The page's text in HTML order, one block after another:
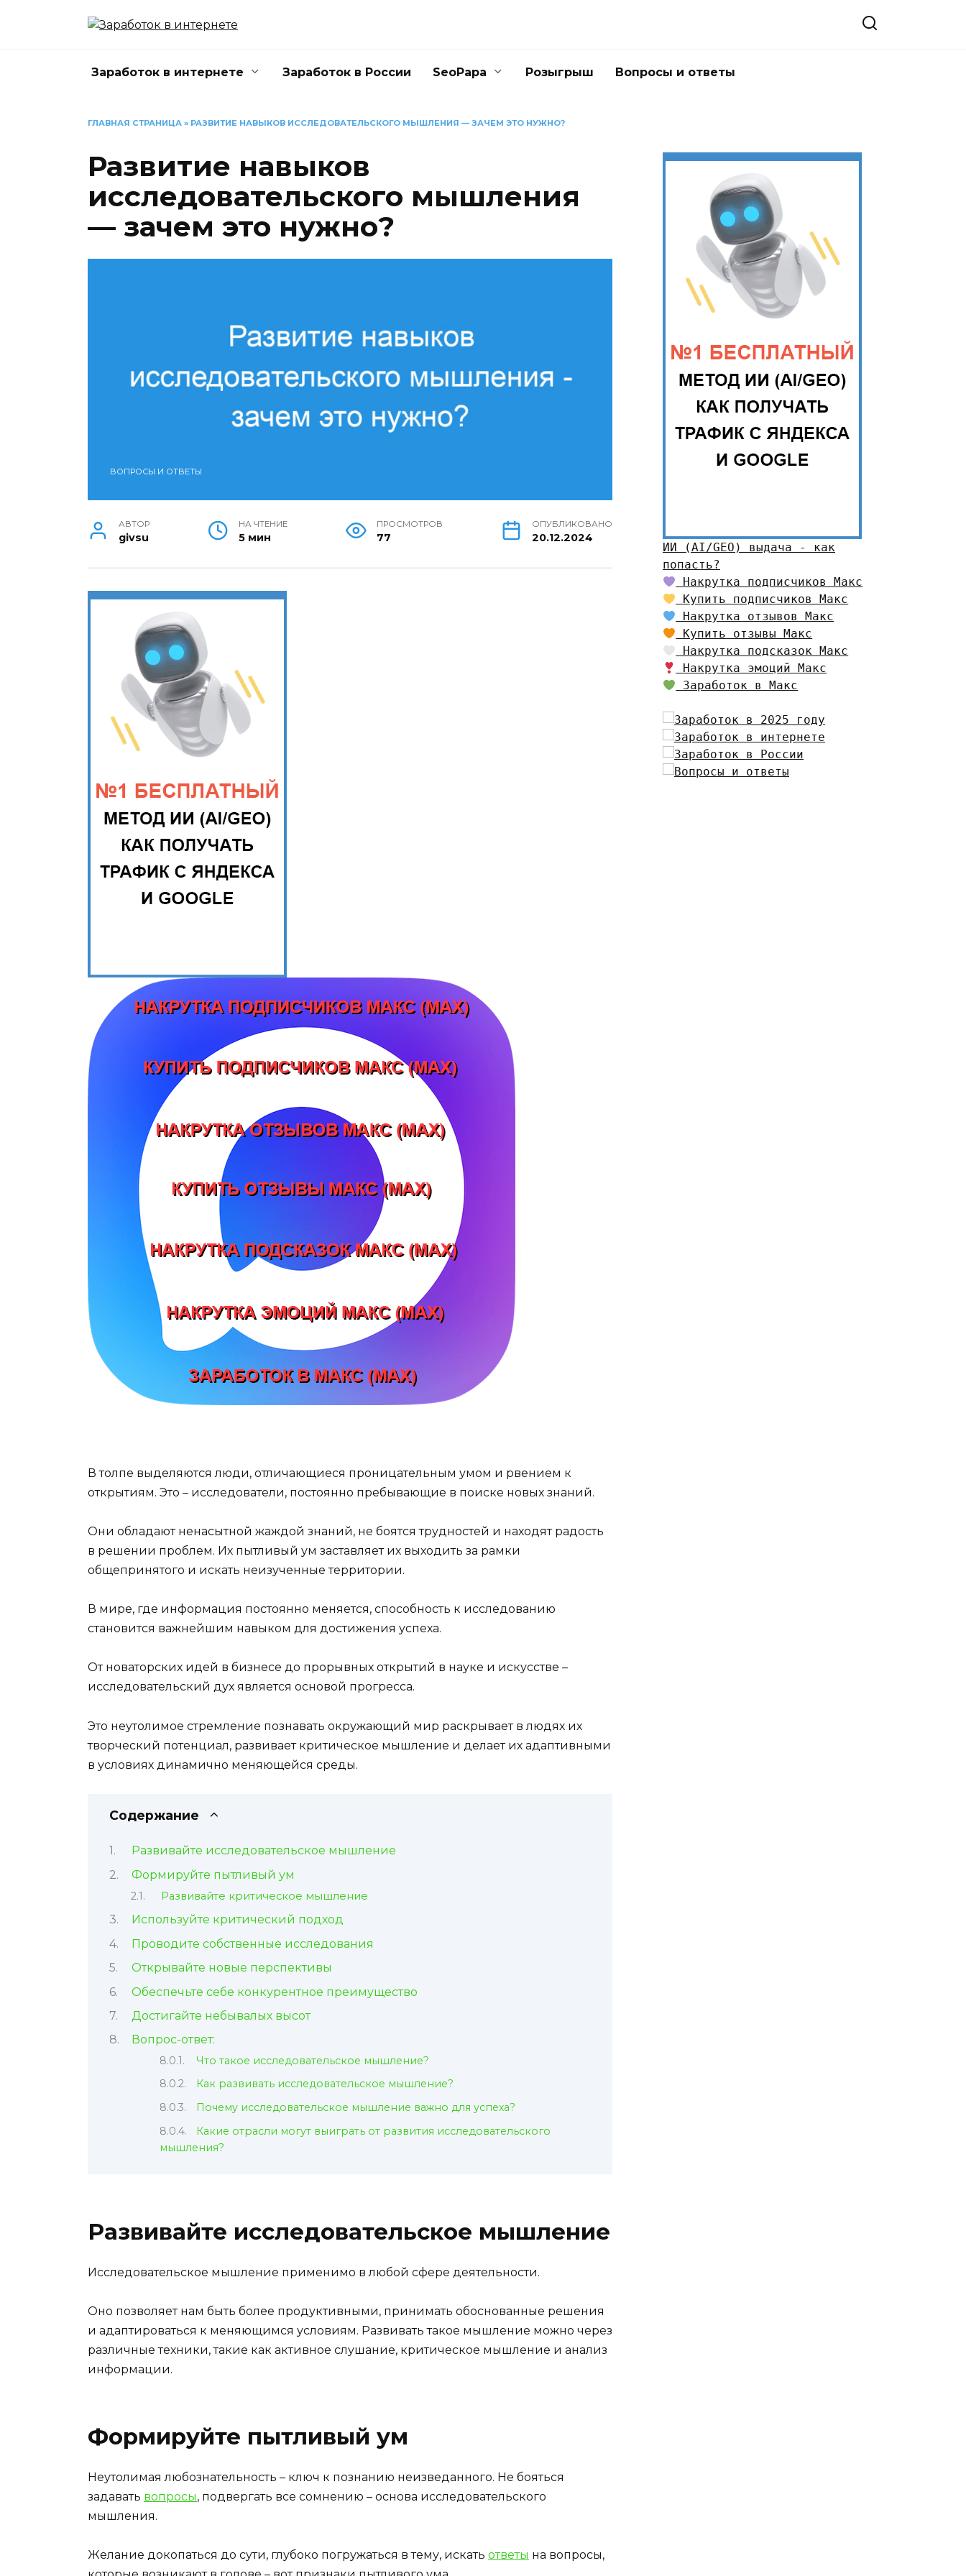
Заработок в интернете Заработок в России SeoPapa Розыгрыш Вопросы и ответы
ГЛАВНАЯ СТРАНИЦА » РАЗВИТИЕ НАВЫКОВ ИССЛЕДОВАТЕЛЬСКОГО МЫШЛЕНИЯ — ЗАЧЕМ ЭТО НУЖНО?
Развитие навыков
исследовательского мышления
— зачем это нужно?
ВОПРОСЫ И ОТВЕТЫ
АВТОР
givsu
НА ЧТЕНИЕ
5 мин
ПРОСМОТРОВ
77
ОПУБЛИКОВАНО
20.12.2024
В толпе выделяются люди, отличающиеся проницательным умом и рвением к
открытиям. Это – исследователи, постоянно пребывающие в поиске новых знаний.
Они обладают ненасытной жаждой знаний, не боятся трудностей и находят радость
в решении проблем. Их пытливый ум заставляет их выходить за рамки
общепринятого и искать неизученные территории.
В мире, где информация постоянно меняется, способность к исследованию
становится важнейшим навыком для достижения успеха.
От новаторских идей в бизнесе до прорывных открытий в науке и искусстве –
исследовательский дух является основой прогресса.
Это неутолимое стремление познавать окружающий мир раскрывает в людях их
творческий потенциал, развивает критическое мышление и делает их адаптивными
в условиях динамично меняющейся среды.
Содержание
Развивайте исследовательское мышление
Формируйте пытливый ум
Развивайте критическое мышление
Используйте критический подход
Проводите собственные исследования
Открывайте новые перспективы
Обеспечьте себе конкурентное преимущество
Достигайте небывалых высот
Вопрос-ответ:
Что такое исследовательское мышление?
Как развивать исследовательское мышление?
Почему исследовательское мышление важно для успеха?
Какие отрасли могут выиграть от развития исследовательского
мышления?
Развивайте исследовательское мышление
Исследовательское мышление применимо в любой сфере деятельности.
Оно позволяет нам быть более продуктивными, принимать обоснованные решения
и адаптироваться к меняющимся условиям. Развивать такое мышление можно через
различные техники, такие как активное слушание, критическое мышление и анализ
информации.
Формируйте пытливый ум
Неутолимая любознательность – ключ к познанию неизведанного. Не бояться
задавать вопросы, подвергать все сомнению – основа исследовательского
мышления.
Желание докопаться до сути, глубоко погружаться в тему, искать ответы на вопросы,
ИИ (AI/GEO) выдача - как
попасть?
Накрутка подписчиков Макс
Купить подписчиков Макс
Накрутка отзывов Макс
Купить отзывы Макс
Накрутка подсказок Макс
Накрутка эмоций Макс
Заработок в Макс